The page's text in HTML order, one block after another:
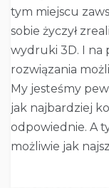
tym miejscu
sobie życzył
wydruki 3D. I na
rozwiązania
My jesteśmy
jak najbardziej
odpowiednie. A
możliwie jak